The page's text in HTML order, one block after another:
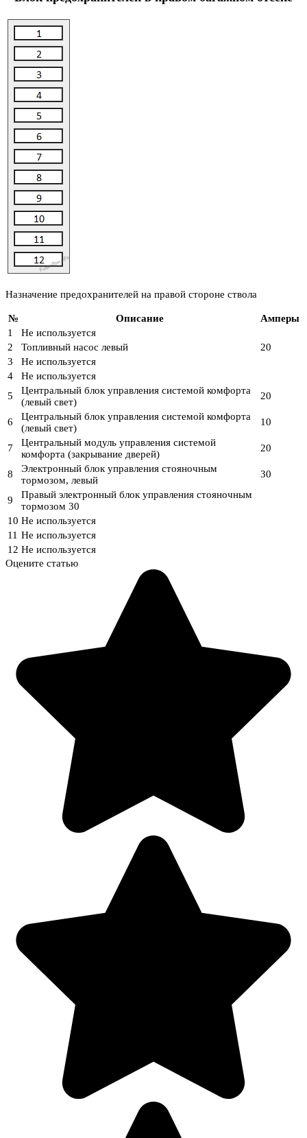
Назначение предохранителей на правой стороне ствола
№ Описание
Амперы
1
Не используется
2
Топливный насос левый
20
3
Не используется
4
Не используется
5
Центральный блок управления системой комфорта
(левый свет)
20
6
Центральный блок управления системой комфорта
(левый свет)
10
7
Центральный модуль управления системой
комфорта (закрывание дверей)
20
8
Электронный блок управления стояночным
тормозом, левый
30
9
Правый электронный блок управления стояночным
тормозом 30
10 Не используется
11 Не используется
12 Не используется
Оцените статью